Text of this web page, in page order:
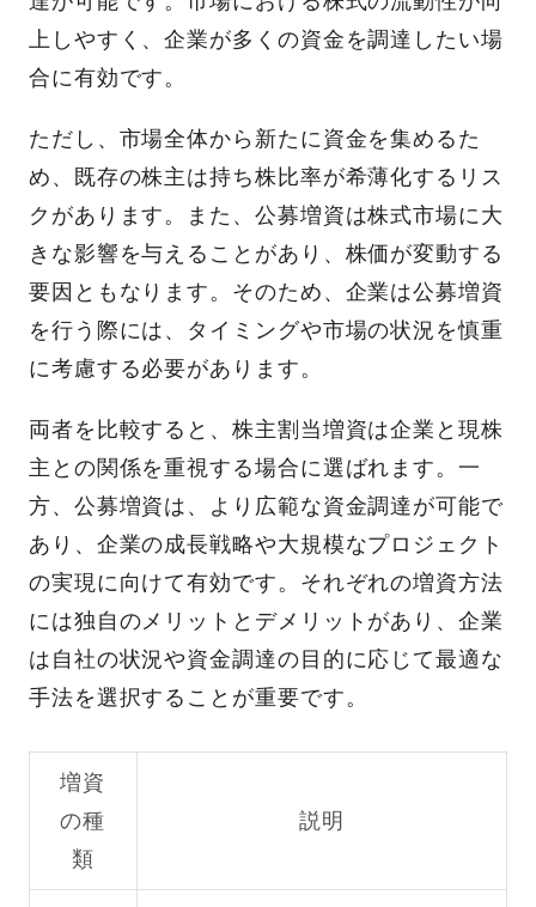
上しやすく、企業が多くの資金を調達したい場
合に有効です。
ただし、市場全体から新たに資金を集めるた
め、既存の株主は持ち株比率が希薄化するリス
クがあります。また、公募増資は株式市場に大
きな影響を与えることがあり、株価が変動する
要因ともなります。そのため、企業は公募増資
を行う際には、タイミングや市場の状況を慎重
に考慮する必要があります。
両者を比較すると、株主割当増資は企業と現株
主との関係を重視する場合に選ばれます。一
方、公募増資は、より広範な資金調達が可能で
あり、企業の成長戦略や大規模なプロジェクト
の実現に向けて有効です。それぞれの増資方法
には独自のメリットとデメリットがあり、企業
は自社の状況や資金調達の目的に応じて最適な
手法を選択することが重要です。
増資
の種
類
説明